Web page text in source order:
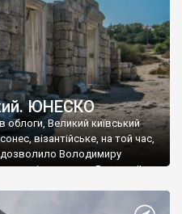
ЮНЕСКО
облоги, Великий київський
візантійське, на той час,
дозволило Володимиру
імператору Василю ІІ, та
став Василем-християнином.